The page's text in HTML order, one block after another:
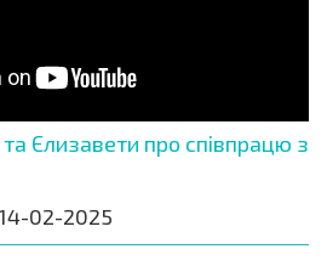
Єлизавети про співпрацю з
14-02-2025